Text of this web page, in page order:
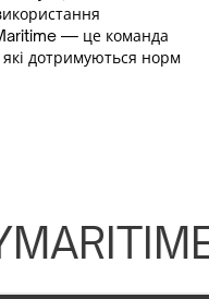
— це команда
які дотримуються норм